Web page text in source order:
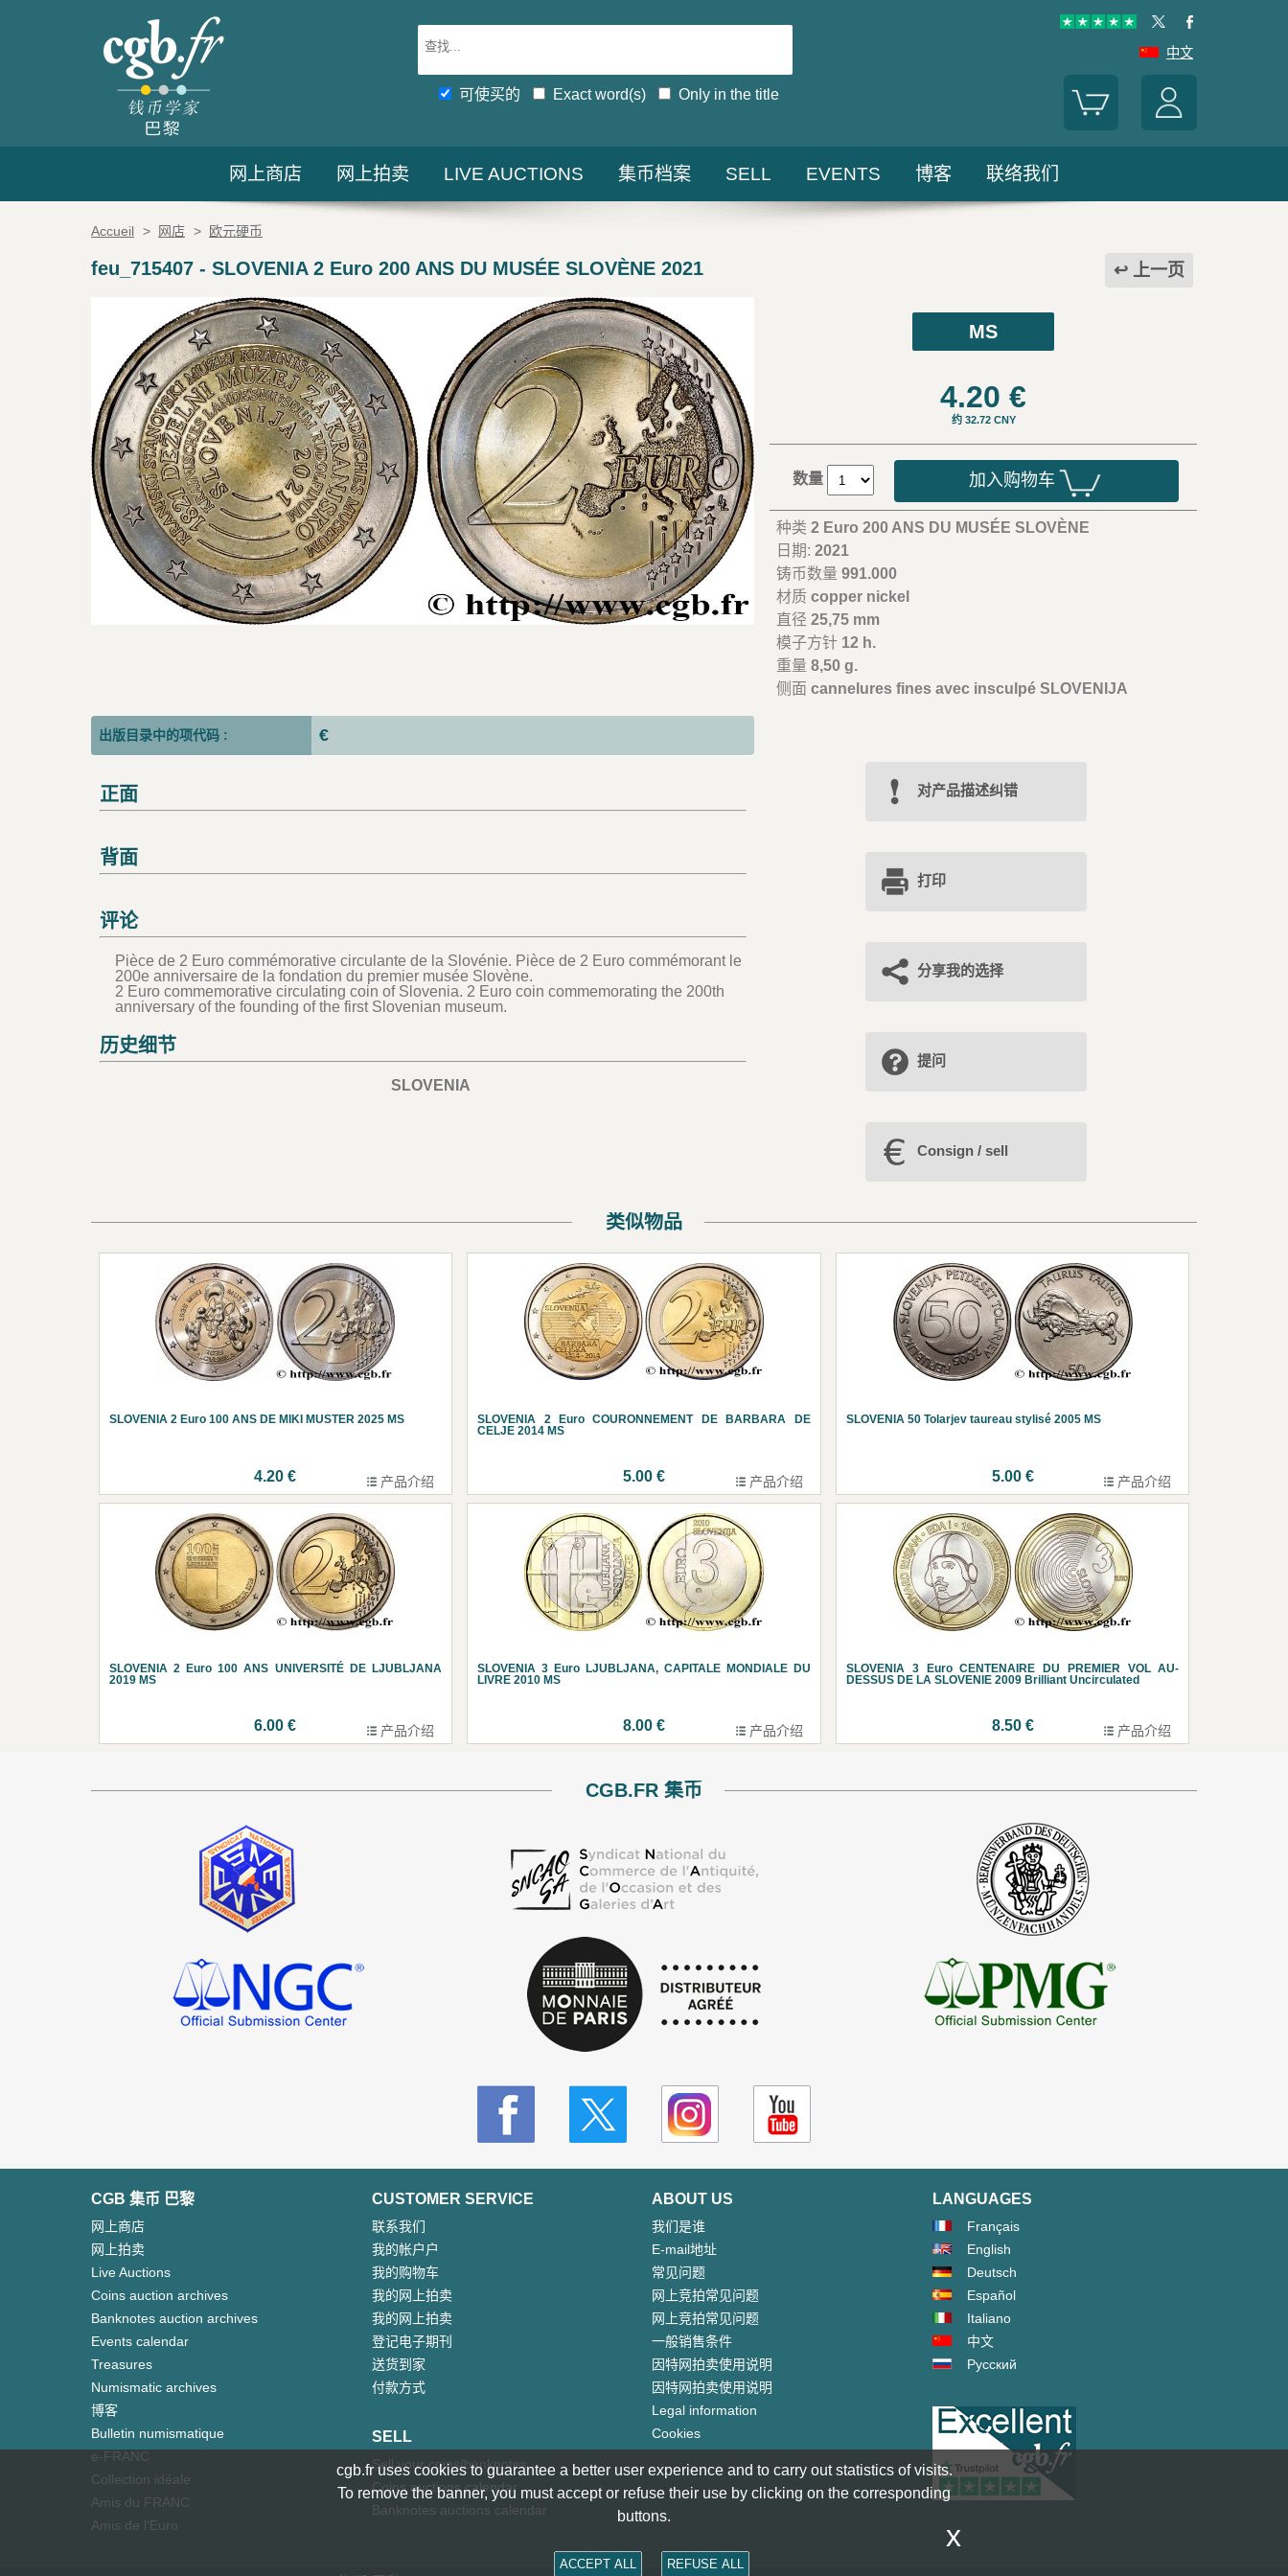
可使买的 Exact word(s) Only in the title
中文
网上商店 网上拍卖 LIVE AUCTIONS 集币档案 SELL EVENTS 博客 联络我们
Accueil > 网店 > 欧元硬币
上一页
feu_715407 - SLOVENIA 2 Euro 200 ANS DU MUSÉE SLOVÈNE 2021
MS
4.20 €
约 32.72 CNY
数量 加入购物车
种类2 Euro 200 ANS DU MUSÉE SLOVÈNE
日期:2021
铸币数量991.000
材质copper nickel
直径25,75 mm
模子方针 12 h.
重量8,50 g.
侧面cannelures fines avec insculpé SLOVENIJA
出版目录中的项代码 : €
正面
背面
评论
Pièce de 2 Euro commémorative circulante de la Slovénie. Pièce de 2 Euro commémorant le
200e anniversaire de la fondation du premier musée Slovène.
2 Euro commemorative circulating coin of Slovenia. 2 Euro coin commemorating the 200th
anniversary of the founding of the first Slovenian museum.
历史细节
SLOVENIA
对产品描述纠错
打印
分享我的选择
提问
Consign / sell
类似物品
SLOVENIA 2 Euro 100 ANS DE MIKI MUSTER 2025 MS
4.20 € 产品介绍
SLOVENIA 2 Euro COURONNEMENT DE BARBARA DE
CELJE 2014 MS
5.00 € 产品介绍
SLOVENIA 50 Tolarjev taureau stylisé 2005 MS
5.00 € 产品介绍
SLOVENIA 2 Euro 100 ANS UNIVERSITÉ DE LJUBLJANA
2019 MS
6.00 € 产品介绍
SLOVENIA 3 Euro LJUBLJANA, CAPITALE MONDIALE DU
LIVRE 2010 MS
8.00 € 产品介绍
SLOVENIA 3 Euro CENTENAIRE DU PREMIER VOL AU-
DESSUS DE LA SLOVENIE 2009 Brilliant Uncirculated
8.50 € 产品介绍
CGB.FR 集币
CGB 集币 巴黎
网上商店
网上拍卖
Live Auctions
Coins auction archives
Banknotes auction archives
Events calendar
Treasures
Numismatic archives
博客
Bulletin numismatique
e-FRANC
Collection idéale
Amis du FRANC
Amis de l'Euro
CUSTOMER SERVICE
联系我们
我的帐户户
我的购物车
我的网上拍卖
我的网上拍卖
登记电子期刊
送货到家
付款方式
SELL
Sell your coins/banknotes
Coins auctions calendar
Banknotes auctions calendar
ABOUT US
我们是谁
E-mail地址
常见问题
网上竞拍常见问题
网上竞拍常见问题
一般销售条件
因特网拍卖使用说明
因特网拍卖使用说明
Legal information
Cookies
LANGUAGES
Français
English
Deutsch
Español
Italiano
中文
Русский
cgb.fr uses cookies to guarantee a better user experience and to carry out statistics of visits.
To remove the banner, you must accept or refuse their use by clicking on the corresponding
buttons.
ACCEPT ALL REFUSE ALL
x